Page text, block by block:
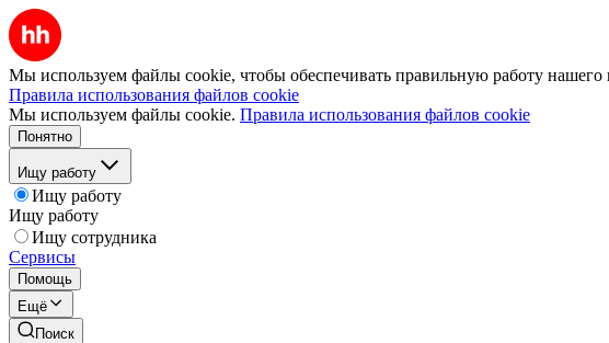
Мы используем файлы cookie, чтобы обеспечивать правильную работу нашего
Правила использования файлов cookie
Мы используем файлы cookie. Правила использования файлов cookie
Понятно
Ищу работу
Ищу работу
Ищу работу
Ищу сотрудника
Сервисы
Помощь
Ещё
Поиск